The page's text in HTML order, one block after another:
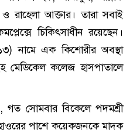
আক্তার। তারা সবাই
চিকিৎসাধীন রয়েছেন।
নামে এক কিশোরীর অবস্থা
কলেজ হাসপাতালে
গত সোমবার বিকেলে পদমশ্রী
হাওরের পাশে কয়েকজনকে মাদক